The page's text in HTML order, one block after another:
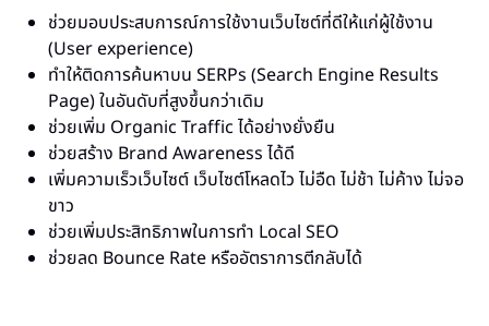
ช่วยมอบประสบการณ์การใช้งานเว็บไซต์ที่ดีให้แก่ผู้ใช้งาน
(User experience)
ทำให้ติดการค้นหาบน SERPs (Search Engine Results
Page) ในอันดับที่สูงขึ้นกว่าเดิม
ช่วยเพิ่ม Organic Traffic ได้อย่างยั่งยืน
ช่วยสร้าง Brand Awareness ได้ดี
เพิ่มความเร็วเว็บไซต์ เว็บไซต์โหลดไว ไม่อืด ไม่ช้า ไม่ค้าง ไม่จอ
ขาว
ช่วยเพิ่มประสิทธิภาพในการทำ Local SEO
ช่วยลด Bounce Rate หรืออัตราการตีกลับได้